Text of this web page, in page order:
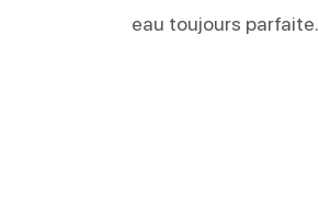
eau toujours parfaite.